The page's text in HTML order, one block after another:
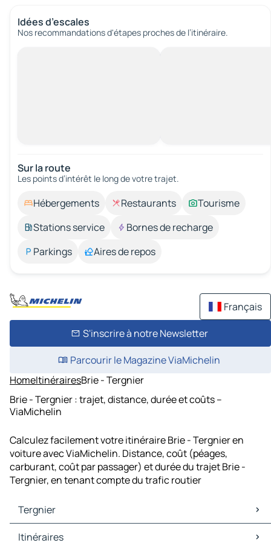
Idées d’escales
Nos recommandations d'étapes proches de l’itinéraire.
Sur la route
Les points d’intérêt le long de votre trajet.
Hébergements Restaurants
Tourisme
Stations service
Bornes de recharge
Parkings
Aires de repos
Français
S'inscrire à notre Newsletter
Parcourir le Magazine ViaMichelin
HomeItinérairesBrie - Tergnier
Brie - Tergnier : trajet, distance, durée et coûts –
ViaMichelin
Calculez facilement votre itinéraire Brie - Tergnier en
voiture avec ViaMichelin. Distance, coût (péages,
carburant, coût par passager) et durée du trajet Brie -
Tergnier, en tenant compte du trafic routier
Tergnier
Tergnier Cartes et plans
Itinéraires